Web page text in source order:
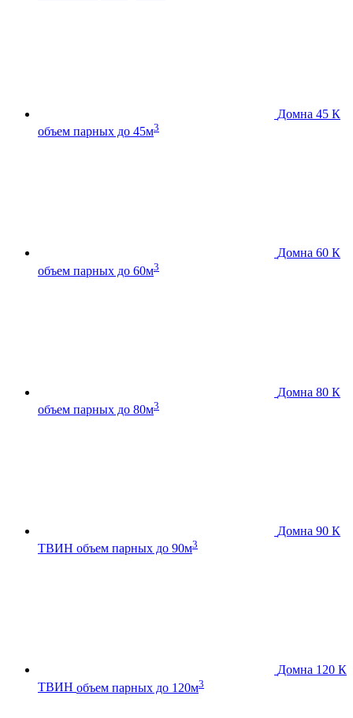
Домна 45 К
объем парных до 45м3
Домна 60 К
объем парных до 60м3
Домна 80 К
объем парных до 80м3
Домна 90 К
ТВИН объем парных до 90м3
Домна 120 К
ТВИН объем парных до 120м3